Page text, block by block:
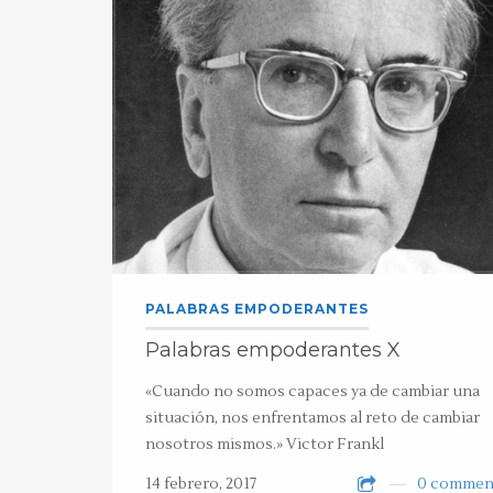
PALABRAS EMPODERANTES
Palabras empoderantes X
«Cuando no somos capaces ya de cambiar una
situación, nos enfrentamos al reto de cambiar
nosotros mismos.» Victor Frankl
14 febrero, 2017
0